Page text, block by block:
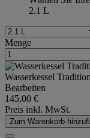
2.1 L
Menge
Wasserkessel
Bearbeiten
145,00 €
Preis inkl. MwSt.
Zum Warenkorb